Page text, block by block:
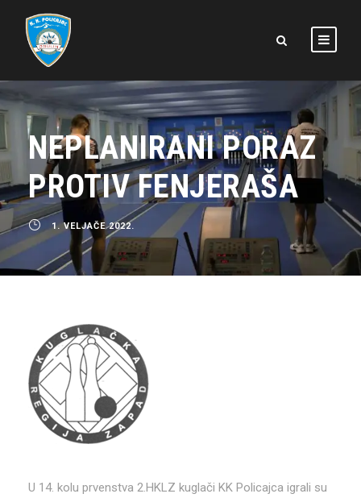
NEPLANIRANI PORAZ
PROTIV FENJERAŠA
1. VELJAČE 2022.
U 14. kolu prvenstva 2.HKLZ kuglači KK Policajca igrali su